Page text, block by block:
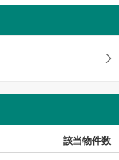
該当物件数